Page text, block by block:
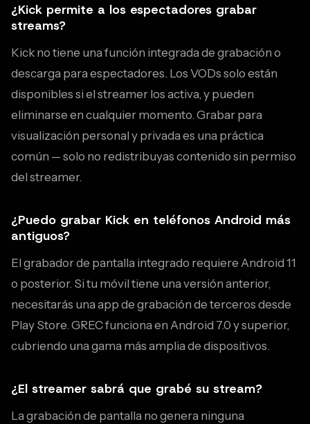
¿Kick permite a los espectadores grabar
streams?
Kick no tiene una función integrada de grabación o
descarga para espectadores. Los VODs solo están
disponibles si el streamer los activa, y pueden
eliminarse en cualquier momento. Grabar para
visualización personal y privada es una práctica
común — solo no redistribuyas contenido sin permiso
del streamer.
¿Puedo grabar Kick en teléfonos Android más
antiguos?
El grabador de pantalla integrado requiere Android 11
o posterior. Si tu móvil tiene una versión anterior,
necesitarás una app de grabación de terceros desde
Play Store. GREC funciona en Android 7.0 y superior,
cubriendo una gama más amplia de dispositivos.
¿El streamer sabrá que grabé su stream?
La grabación de pantalla no genera ninguna